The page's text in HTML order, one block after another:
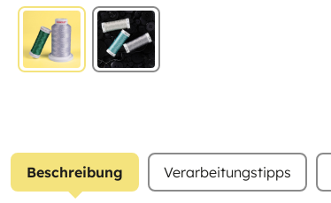
Beschreibung Verarbeitungstipps